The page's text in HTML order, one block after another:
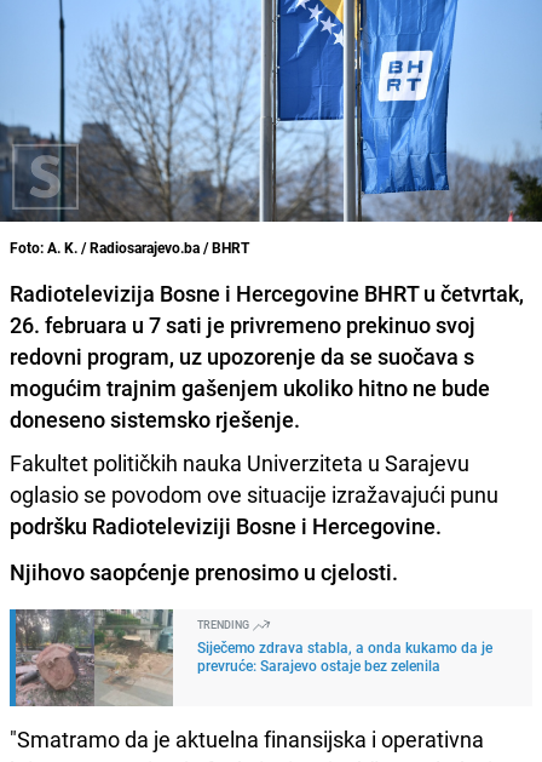
Foto: A. K. / Radiosarajevo.ba / BHRT
Radiotelevizija Bosne i Hercegovine BHRT u četvrtak,
26. februara u 7 sati je privremeno prekinuo svoj
redovni program, uz upozorenje da se suočava s
mogućim trajnim gašenjem ukoliko hitno ne bude
doneseno sistemsko rješenje.
Fakultet političkih nauka Univerziteta u Sarajevu
oglasio se povodom ove situacije izražavajući punu
podršku Radioteleviziji Bosne i Hercegovine.
Njihovo saopćenje prenosimo u cjelosti.
TRENDING
Siječemo zdrava stabla, a onda kukamo da je
prevruće: Sarajevo ostaje bez zelenila
"Smatramo da je aktuelna finansijska i operativna